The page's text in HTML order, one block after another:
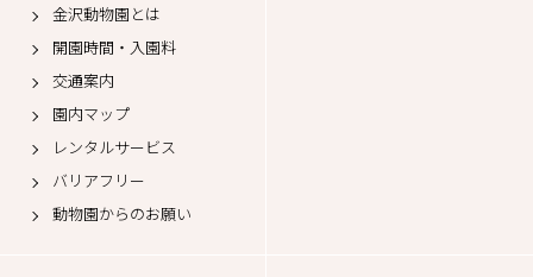
金沢動物園とは
開園時間・入園料
交通案内
園内マップ
レンタルサービス
バリアフリー
動物園からのお願い